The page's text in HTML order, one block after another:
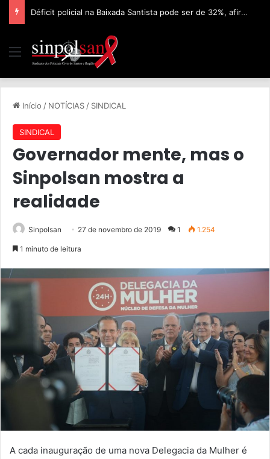
Déficit policial na Baixada Santista pode ser de 32%, afirma Sinpolsan
Início / NOTÍCIAS / SINDICAL
SINDICAL
Governador mente, mas o
Sinpolsan mostra a
realidade
Sinpolsan 27 de novembro de 2019 1 1.254
1 minuto de leitura
A cada inauguração de uma nova Delegacia da Mulher é